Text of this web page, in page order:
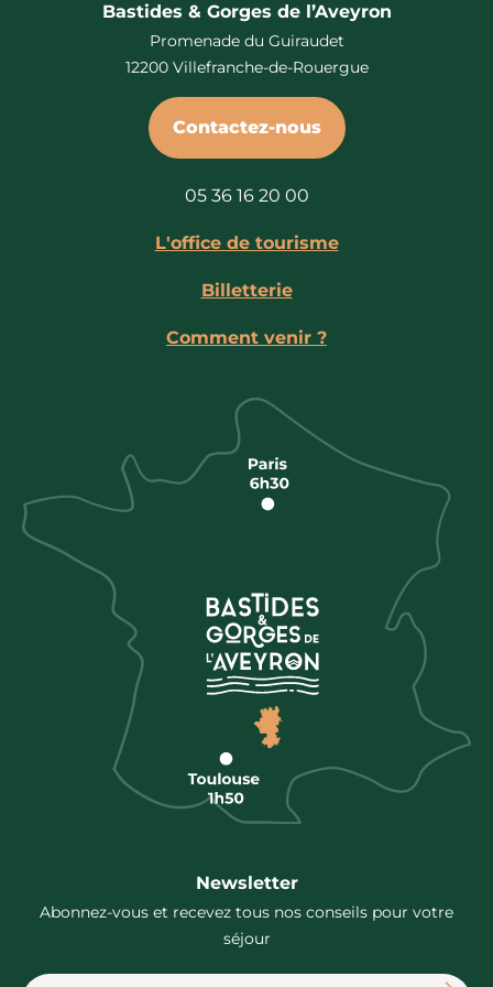
Bastides & Gorges de l’Aveyron
Promenade du Guiraudet
12200 Villefranche-de-Rouergue
Contactez-nous
05 36 16 20 00
L'office de tourisme
Billetterie
Comment venir ?
Newsletter
Abonnez-vous et recevez tous nos conseils pour votre
séjour